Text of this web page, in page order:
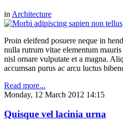
in Architecture
Proin eleifend posuere neque in
nulla rutrum vitae elementum
nisl ornare vulputate et a magna.
accumsan purus ac arcu luctus
Read more...
Monday, 12 March 2012 14:15
Quisque vel lacinia urna